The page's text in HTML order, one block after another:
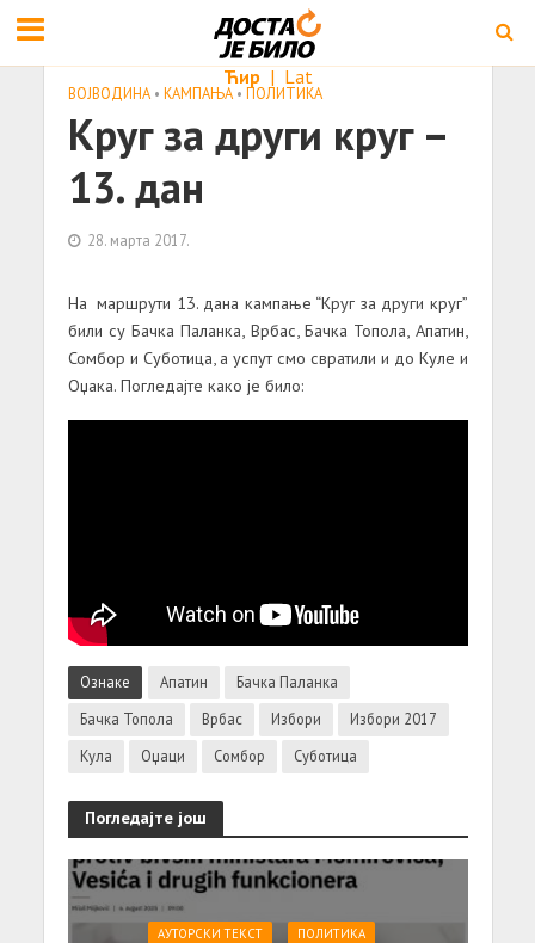
Ћир | Lat
ВОЈВОДИНА • КАМПАЊА • ПОЛИТИКА
Круг за други круг –
13. дан
28. марта 2017.
На маршрути 13. дана кампање “Круг за други круг”
били су Бачка Паланка, Врбас, Бачка Топола, Апатин,
Сомбор и Суботица, а успут смо свратили и до Куле и
Оџака. Погледајте како је било:
Ознаке Апатин
Бачка Паланка
Бачка Топола
Врбас Избори
Избори 2017
Кула
Оџаци Сомбор Суботица
Погледајте још
АУТОРСКИ ТЕКСТ
ПОЛИТИКА